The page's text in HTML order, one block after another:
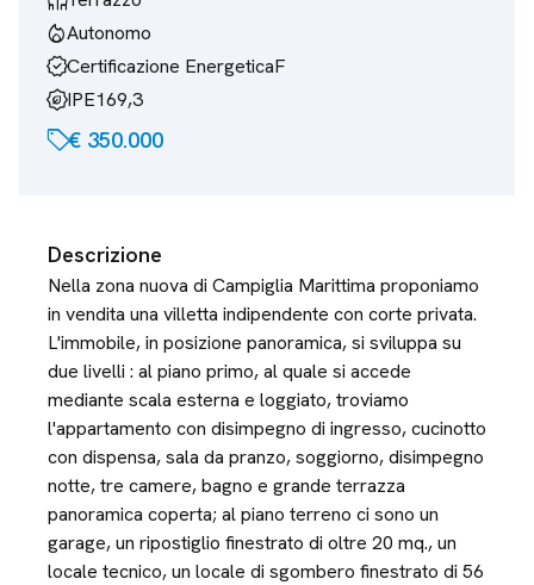
mode_heatAutonomo
verifiedCertificazione EnergeticaF
energy_program_savingIPE169,3
sell€ 350.000
Descrizione
Nella zona nuova di Campiglia Marittima proponiamo
in vendita una villetta indipendente con corte privata.
L'immobile, in posizione panoramica, si sviluppa su
due livelli : al piano primo, al quale si accede
mediante scala esterna e loggiato, troviamo
l'appartamento con disimpegno di ingresso, cucinotto
con dispensa, sala da pranzo, soggiorno, disimpegno
notte, tre camere, bagno e grande terrazza
panoramica coperta; al piano terreno ci sono un
garage, un ripostiglio finestrato di oltre 20 mq., un
locale tecnico, un locale di sgombero finestrato di 56